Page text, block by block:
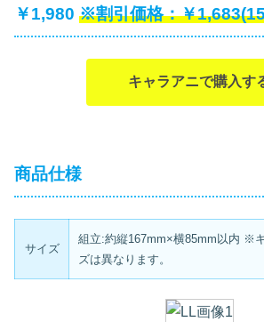
￥1,980
￥
キャラアニで購入す
商品仕様
サイズ
組立:約縦167mm×横85mm以内 ※
ズは異なります。